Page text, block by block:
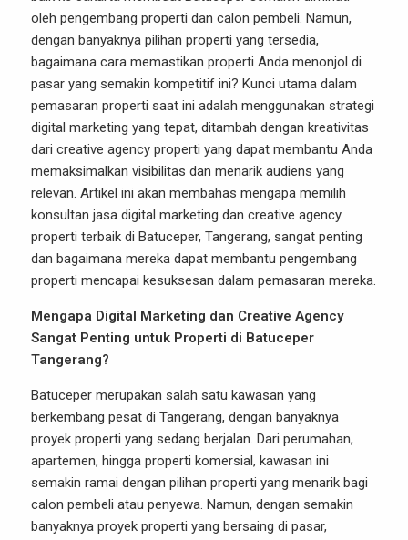
oleh pengembang properti dan calon pembeli. Namun,
dengan banyaknya pilihan properti yang tersedia,
bagaimana cara memastikan properti Anda menonjol di
pasar yang semakin kompetitif ini? Kunci utama dalam
pemasaran properti saat ini adalah menggunakan strategi
digital marketing yang tepat, ditambah dengan kreativitas
dari creative agency properti yang dapat membantu Anda
memaksimalkan visibilitas dan menarik audiens yang
relevan. Artikel ini akan membahas mengapa memilih
konsultan jasa digital marketing dan creative agency
properti terbaik di Batuceper, Tangerang, sangat penting
dan bagaimana mereka dapat membantu pengembang
properti mencapai kesuksesan dalam pemasaran mereka.
Mengapa Digital Marketing dan Creative Agency
Sangat Penting untuk Properti di Batuceper
Tangerang?
Batuceper merupakan salah satu kawasan yang
berkembang pesat di Tangerang, dengan banyaknya
proyek properti yang sedang berjalan. Dari perumahan,
apartemen, hingga properti komersial, kawasan ini
semakin ramai dengan pilihan properti yang menarik bagi
calon pembeli atau penyewa. Namun, dengan semakin
banyaknya proyek properti yang bersaing di pasar,